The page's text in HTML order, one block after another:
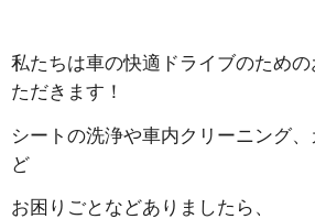
私たちは車の快適ドライブのため
ただきます！
シートの洗浄や車内クリーニング
ど
お困りごとなどありましたら、